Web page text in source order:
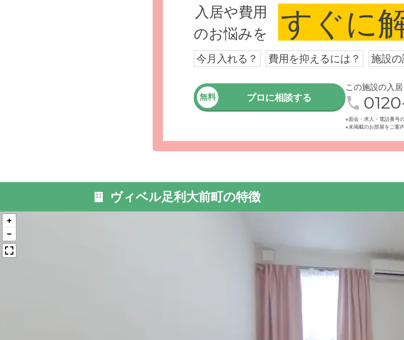
しください。
入居や費用
のお悩みを
すぐに
今月入れる？ 費用を抑えるには？ 施設の
無料 プロに相談する
この施設の入
※面会・求人・電話番号
※未掲載のお部屋をご案
ヴィベル足利大前町の特徴